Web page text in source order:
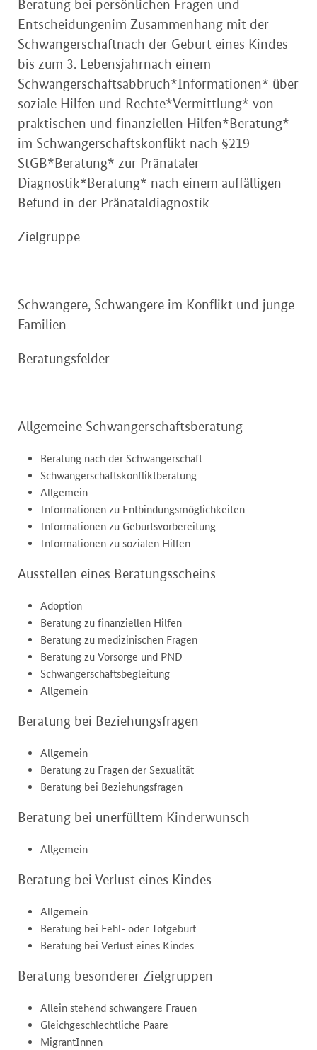
Beratung bei persönlichen Fragen und
Entscheidungenim Zusammenhang mit der
Schwangerschaftnach der Geburt eines Kindes
bis zum 3. Lebensjahrnach einem
Schwangerschaftsabbruch*Informationen* über
soziale Hilfen und Rechte*Vermittlung* von
praktischen und finanziellen Hilfen*Beratung*
im Schwangerschaftskonflikt nach §219
StGB*Beratung* zur Pränataler
Diagnostik*Beratung* nach einem auffälligen
Befund in der Pränataldiagnostik
Zielgruppe
Schwangere, Schwangere im Konflikt und junge
Familien
Beratungsfelder
Allgemeine Schwangerschaftsberatung
Beratung nach der Schwangerschaft
Schwangerschaftskonfliktberatung
Allgemein
Informationen zu Entbindungsmöglichkeiten
Informationen zu Geburtsvorbereitung
Informationen zu sozialen Hilfen
Ausstellen eines Beratungsscheins
Adoption
Beratung zu finanziellen Hilfen
Beratung zu medizinischen Fragen
Beratung zu Vorsorge und PND
Schwangerschaftsbegleitung
Allgemein
Beratung bei Beziehungsfragen
Allgemein
Beratung zu Fragen der Sexualität
Beratung bei Beziehungsfragen
Beratung bei unerfülltem Kinderwunsch
Allgemein
Beratung bei Verlust eines Kindes
Allgemein
Beratung bei Fehl- oder Totgeburt
Beratung bei Verlust eines Kindes
Beratung besonderer Zielgruppen
Allein stehend schwangere Frauen
Gleichgeschlechtliche Paare
MigrantInnen